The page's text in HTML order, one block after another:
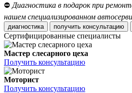
⛔ Диагностика в подарок при
нашем специализированном
диагностика получить консультацию
Сертифицированные специалисты
Мастер слесарного цеха
Получить консультацию
Моторист
Получить консультацию